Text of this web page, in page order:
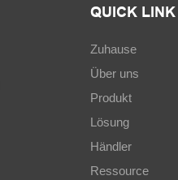
QUICK LINK
Zuhause
Über uns
Produkt
Lösung
Händler
Ressource